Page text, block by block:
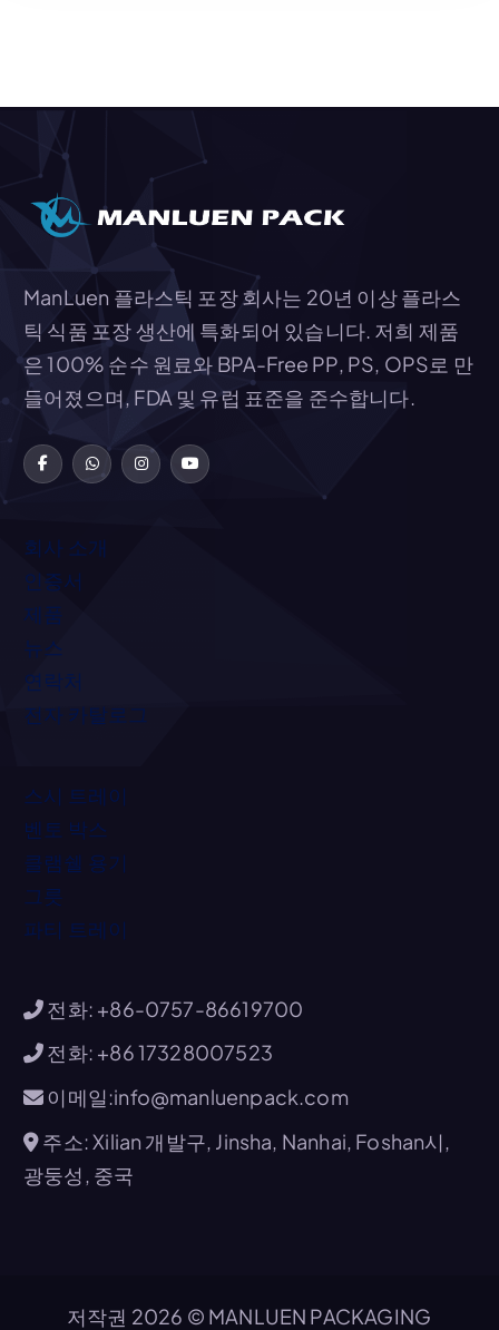
ManLuen 플라스틱 포장 회사는 20년 이상 플라스
틱 식품 포장 생산에 특화되어 있습니다. 저희 제품
은 100% 순수 원료와 BPA-Free PP, PS, OPS로 만
들어졌으며, FDA 및 유럽 표준을 준수합니다.
회사 소개
인증서
제품
뉴스
연락처
전자 카탈로그
스시 트레이
벤토 박스
클램쉘 용기
그릇
파티 트레이
전화: +86-0757-86619700
전화: +86 17328007523
이메일:info@manluenpack.com
주소: Xilian 개발구, Jinsha, Nanhai, Foshan시,
광둥성, 중국
저작권 2026 © MANLUEN PACKAGING